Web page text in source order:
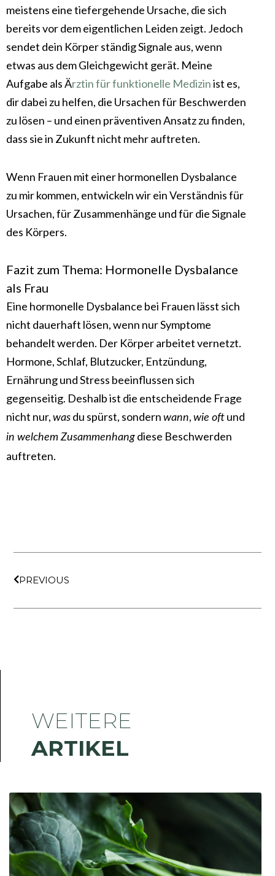
meistens eine tiefergehende Ursache, die sich
bereits vor dem eigentlichen Leiden zeigt. Jedoch
sendet dein Körper ständig Signale aus, wenn
etwas aus dem Gleichgewicht gerät. Meine
Aufgabe als Ärztin für funktionelle Medizinist es,
dir dabei zu helfen, die Ursachen für Beschwerden
zu lösen – und einen präventiven Ansatz zu finden,
dass sie in Zukunft nicht mehr auftreten.
Wenn Frauen mit einer hormonellen Dysbalance
zu mir kommen, entwickeln wir ein Verständnis für
Ursachen, für Zusammenhänge und für die Signale
des Körpers.
Fazit zum Thema: Hormonelle Dysbalance
als Frau
Eine hormonelle Dysbalance bei Frauen lässt sich
nicht dauerhaft lösen, wenn nur Symptome
behandelt werden. Der Körper arbeitet vernetzt.
Hormone, Schlaf, Blutzucker, Entzündung,
Ernährung und Stress beeinflussen sich
gegenseitig. Deshalb ist die entscheidende Frage
nicht nur, was du spürst, sondern wann, wie oft und
in welchem Zusammenhang diese Beschwerden
auftreten.
PREVIOUS
WEITERE
ARTIKEL